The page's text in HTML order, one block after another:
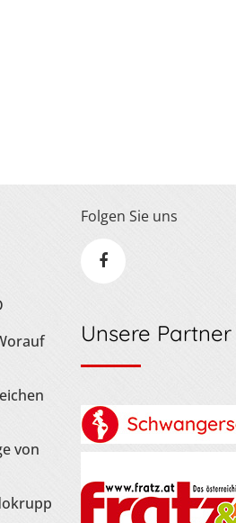
von
Folgen Sie uns
Unsere Partner